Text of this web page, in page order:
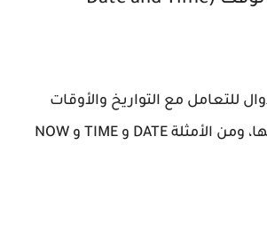
للتعامل مع التواريخ والأوقات
وتنسيقها وتحويلها، ومن الأمثلة DATE و TIME و NOW